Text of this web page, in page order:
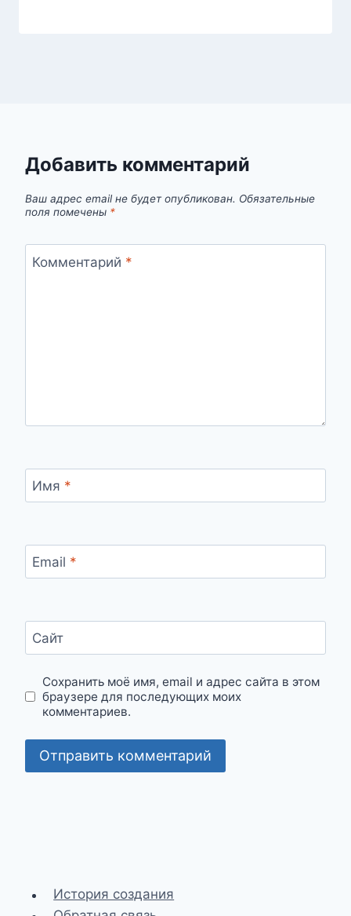
Добавить комментарий
Ваш адрес email не будет опубликован. Обязательные
поля помечены *
Комментарий *
Имя *
Email *
Сайт
Сохранить моё имя, email и адрес сайта в этом
браузере для последующих моих
комментариев.
История создания